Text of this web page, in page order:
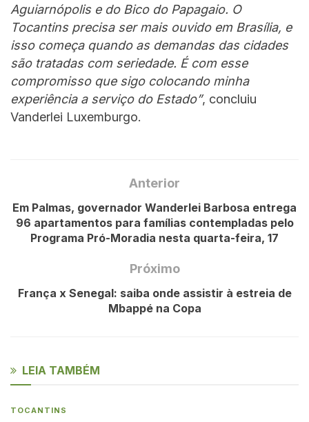
Aguiarnópolis e do Bico do Papagaio. O
Tocantins precisa ser mais ouvido em Brasília, e
isso começa quando as demandas das cidades
são tratadas com seriedade. É com esse
compromisso que sigo colocando minha
experiência a serviço do Estado”, concluiu
Vanderlei Luxemburgo.
Anterior
Em Palmas, governador Wanderlei Barbosa entrega
96 apartamentos para famílias contempladas pelo
Programa Pró-Moradia nesta quarta-feira, 17
Próximo
França x Senegal: saiba onde assistir à estreia de
Mbappé na Copa
LEIA TAMBÉM
TOCANTINS